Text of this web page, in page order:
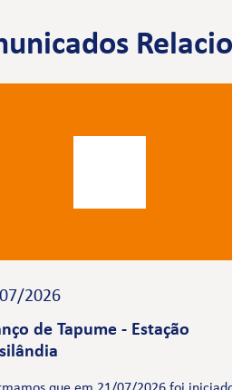
2026
de Tapume - Estação